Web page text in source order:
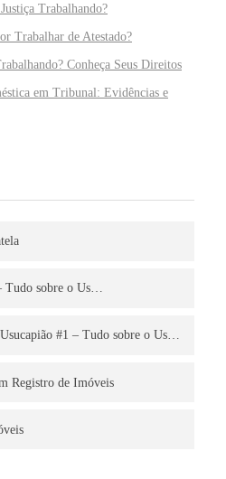
Trabalhando?
Trabalhar de Atestado?
Conheça Seus Direitos
em Tribunal: Evidências e
Tudo sobre o Us…
Usucapião #1 – Tudo sobre o Us…
Registro de Imóveis